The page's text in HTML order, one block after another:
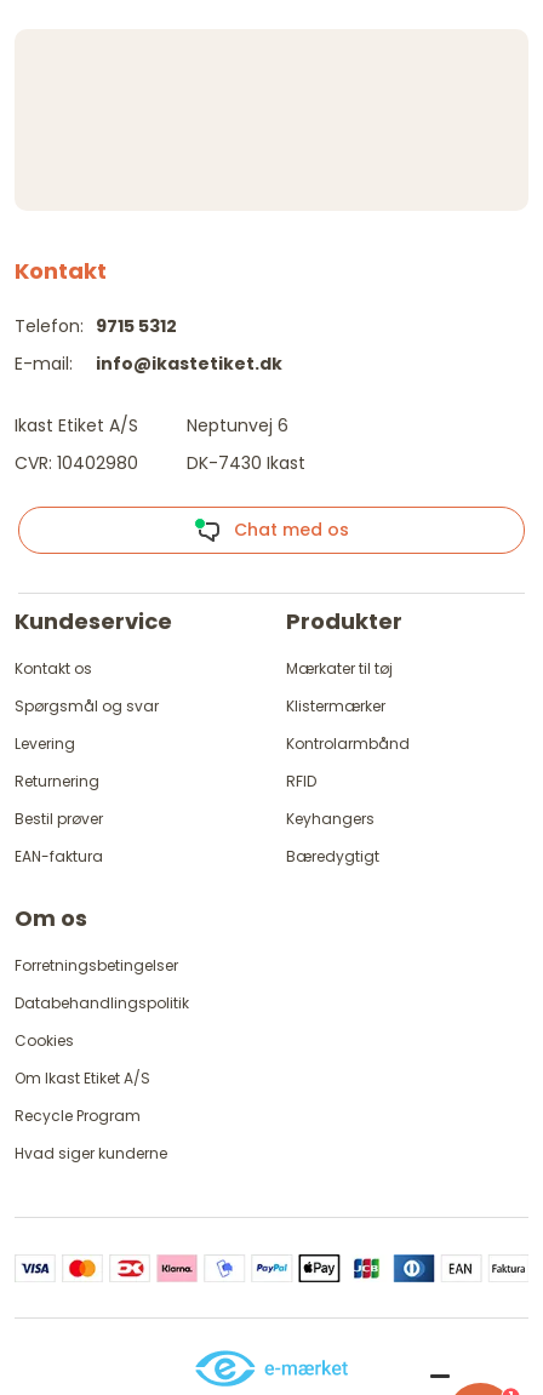
Kontakt
Telefon:
E-mail:
9715 5312
info@ikastetiket.dk
Ikast Etiket A/S
CVR: 10402980
Neptunvej 6
DK-7430 Ikast
Chat med os
Kundeservice
Kontakt os
Spørgsmål og svar
Levering
Returnering
Bestil prøver
EAN-faktura
Produkter
Mærkater til tøj
Klistermærker
Kontrolarmbånd
RFID
Keyhangers
Bæredygtigt
Om os
Forretningsbetingelser
Databehandlingspolitik
Cookies
Om Ikast Etiket A/S
Recycle Program
Hvad siger kunderne